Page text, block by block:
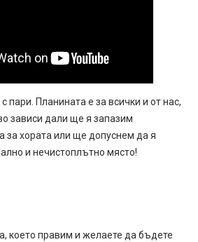
пари. Планината е за всички и от нас,
зависи дали ще я запазим
за хората или ще допуснем да я
и нечистоплътно място!
което правим и желаете да бъдете